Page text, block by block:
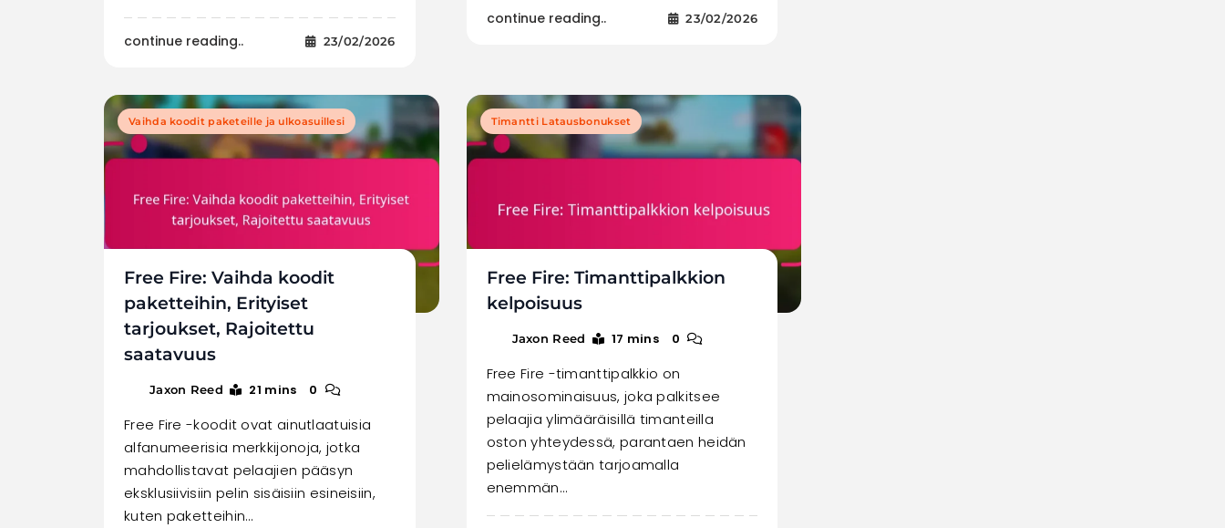
continue reading.. 23/02/2026
continue reading.. 23/02/2026
Vaihda koodit paketeille ja ulkoasuillesi
Free Fire: Vaihda koodit
paketteihin, Erityiset
tarjoukset, Rajoitettu
saatavuus
Jaxon Reed 21 mins 0
Free Fire -koodit ovat ainutlaatuisia
alfanumeerisia merkkijonoja, jotka
mahdollistavat pelaajien pääsyn
eksklusiivisiin pelin sisäisiin esineisiin,
kuten paketteihin…
Timantti Latausbonukset
Free Fire: Timanttipalkkion
kelpoisuus
Jaxon Reed 17 mins 0
Free Fire -timanttipalkkio on
mainosominaisuus, joka palkitsee
pelaajia ylimääräisillä timanteilla
oston yhteydessä, parantaen heidän
pelielämystään tarjoamalla
enemmän…